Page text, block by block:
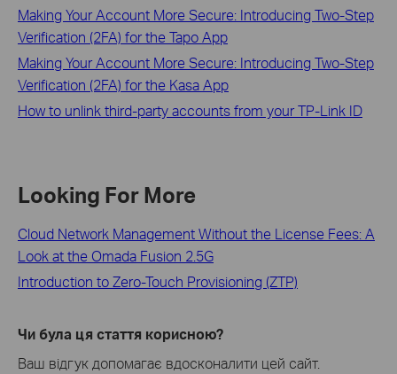
Making Your Account More Secure: Introducing Two-Step
Verification (2FA) for the Tapo App
Making Your Account More Secure: Introducing Two-Step
Verification (2FA) for the Kasa App
How to unlink third-party accounts from your TP-Link ID
Looking For More
Cloud Network Management Without the License Fees: A
Look at the Omada Fusion 2.5G
Introduction to Zero-Touch Provisioning (ZTP)
Чи була ця стаття корисною?
Ваш відгук допомагає вдосконалити цей сайт.